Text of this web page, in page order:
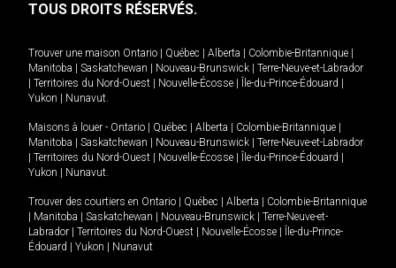
TOUS DROITS RÉSERVÉS.
Trouver une maison Ontario Québec Alberta Colombie-Britannique
Manitoba
Saskatchewan Nouveau-Brunswick
Terre-Neuve-et-Labrador
Territoires du Nord-Ouest Nouvelle-Écosse Île-du-Prince-Édouard
Yukon
Nunavut.
Maisons à louer - Ontario Québec Alberta Colombie-Britannique
Manitoba
Saskatchewan Nouveau-Brunswick
Terre-Neuve-et-Labrador
Territoires du Nord-Ouest Nouvelle-Écosse Île-du-Prince-Édouard
Yukon
Nunavut.
Trouver des courtiers en Ontario Québec Alberta
Colombie-Britannique
Manitoba Saskatchewan Nouveau-Brunswick
Terre-Neuve-et-
Labrador
Territoires du Nord-Ouest Nouvelle-Écosse
Île-du-Prince-
Édouard
Yukon Nunavut